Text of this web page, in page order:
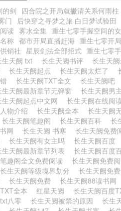
的剑 四合院之开局就撇清关系何雨柱
门 后快穿之寻梦之旅 白日梦试验田
读
雾水全集 重生七零手握空间的
称 都市开局直播赶海 重生七零开
销社 星辰剑法全部招式 重生七零
生天阙 txt 长生天阙书评 长生天
长生天阙起点 长生天阙太烂了
长生天阙TXT全文 长生天阙吧
生天阙最新章节无弹窗 长生天阙男
生天阙起点中文网 长生天阙在线阅
物介绍
长生天阙全本 长生天阙
长生天阙笔趣阁 长生天阙百科 长
网
长生天阙 书寒 长生天阙免费
长生天阙有女主吗 长生天阙百度
生天阙最新章节列表 长生天阙百度
趣阁全文免费阅读
长生天阙免费
长生天阙等级境界划分 长生天阙免
长生天阙免费 长生天阙88读书网
全本
红星天阙 长生天阙百度
八零
长生天阙被禁的原因 长生